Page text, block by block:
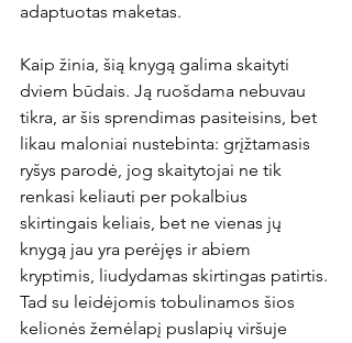
adaptuotas maketas.
Kaip žinia, šią knygą galima skaityti
dviem būdais. Ją ruošdama nebuvau
tikra, ar šis sprendimas pasiteisins, bet
likau maloniai nustebinta: grįžtamasis
ryšys parodė, jog skaitytojai ne tik
renkasi keliauti per pokalbius
skirtingais keliais, bet ne vienas jų
knygą jau yra perėjęs ir abiem
kryptimis, liudydamas skirtingas patirtis.
Tad su leidėjomis tobulinamos šios
kelionės žemėlapį puslapių viršuje